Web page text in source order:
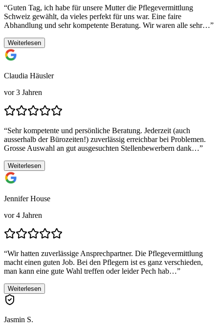
“Guten Tag, ich habe für unsere Mutter die Pflegevermittlung
Schweiz gewählt, da vieles perfekt für uns war. Eine faire
Abhandlung und sehr kompetente Beratung. Wir waren alle sehr…”
Weiterlesen
Claudia Häusler
vor 3 Jahren
“Sehr kompetente und persönliche Beratung. Jederzeit (auch
ausserhalb der Bürozeiten!) zuverlässig erreichbar bei Problemen.
Grosse Auswahl an gut ausgesuchten Stellenbewerbern dank…”
Weiterlesen
Jennifer House
vor 4 Jahren
“Wir hatten zuverlässige Ansprechpartner. Die Pflegevermittlung
macht einen guten Job. Bei den Pflegern ist es ganz verschieden,
man kann eine gute Wahl treffen oder leider Pech hab…”
Weiterlesen
Jasmin S.